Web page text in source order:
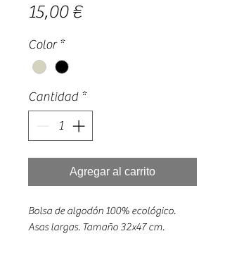
15,00 €Precio
Color *
Cantidad *
Agregar al carrito
Bolsa de algodón 100% ecológico.
Asas largas. Tamaño 32x47 cm.